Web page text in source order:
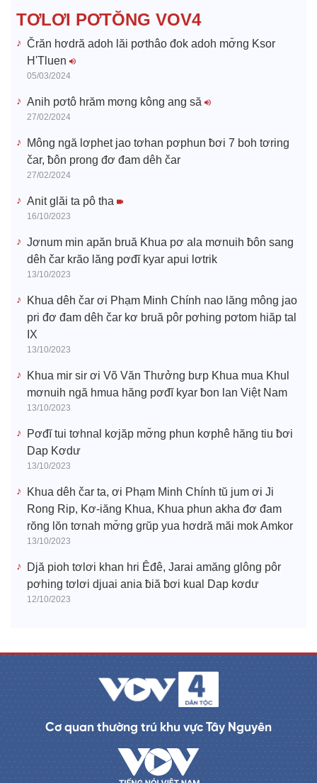
e
TƠLƠI PƠTŎNG VOV4
Črăn hơdră adoh lăi pơthâo đok adoh mơ̆ng Ksor
H'Tluen
05/03/2024
Anih pơtô hrăm mơng kông ang să
27/02/2024
Mông ngă lơphet jao tơhan pơphun ƀơi 7 boh tơring
čar, ƀôn prong đơ đam dêh čar
27/02/2024
Anit glăi ta pô tha
16/10/2023
Jơnum min apăn bruă Khua pơ ala mơnuih ƀôn sang
dêh čar krăo lăng pơđĭ kyar apui lơtrik
13/10/2023
Khua dêh čar ơi Phạm Minh Chính nao lăng mông jao
pri đơ đam dêh čar kơ bruă pôr pơhing pơtom hiăp tal
IX
13/10/2023
Khua mir sir ơi Võ Văn Thưởng bưp Khua mua Khul
mơnuih ngă hmua hăng pơđĭ kyar ƀon lan Việt Nam
13/10/2023
Pơđĭ tui tơhnal kơjăp mơ̆ng phun kơphê hăng tiu ƀơi
Dap Kơdư
13/10/2023
Khua dêh čar ta, ơi Phạm Minh Chính tŭ jum ơi Ji
Rong Rip, Kơ-iăng Khua, Khua phun akha đơ đam
rŏng lŏn tơnah mơ̆ng grŭp yua hơdră măi mok Amkor
13/10/2023
Djă pioh tơlơi khan hri Êđê, Jarai amăng glông pôr
pơhing tơlơi djuai ania ƀiă ƀơi kual Dap kơdư
12/10/2023
Cơ quan thường trú khu vực Tây Nguyên